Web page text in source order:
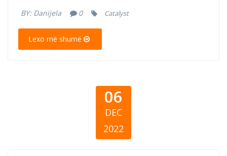
BY: Danijela 0 Catalyst
Lexo më shumë
06
DEC
2022